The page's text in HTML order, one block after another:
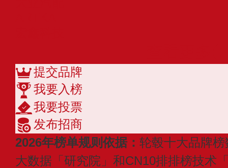
提交品牌
我要入榜
我要投票
发布招商
2026年榜单规则依据： 轮毂十大品牌
大数据「研究院」和CN10排排榜技术